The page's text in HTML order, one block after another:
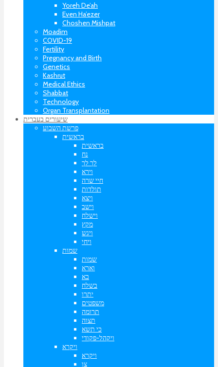
Yoreh De’ah
Even Ha’ezer
Choshen Mishpat
Moadim
COVID-19
Fertility
Pregnancy and Birth
Genetics
Kashrut
Medical Ethics
Shabbat
Technology
Organ Transplantation
שיעורים בעברית
פרשת השבוע
בראשית
בראשית
נח
לך לך
וירא
חיי שרה
תולדות
ויצא
וישב
וישלח
מקץ
ויגש
ויחי
שמות
שמות
וארא
בא
בשלח
יתרו
משפטים
תרומה
תצוה
כי תשא
ויקהל-פקודי
ויקרא
ויקרא
צו